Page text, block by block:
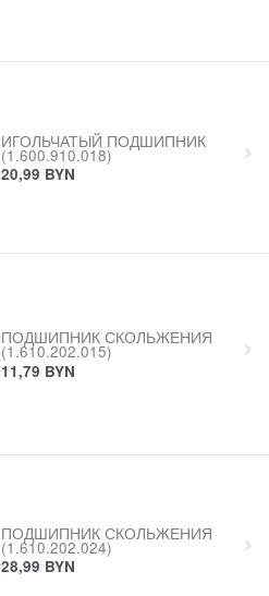
ИГОЛЬЧАТЫЙ ПОДШИПНИК
(1.600.910.018)
20,99 BYN
ПОДШИПНИК СКОЛЬЖЕНИЯ
(1.610.202.015)
11,79 BYN
ПОДШИПНИК СКОЛЬЖЕНИЯ
(1.610.202.024)
28,99 BYN